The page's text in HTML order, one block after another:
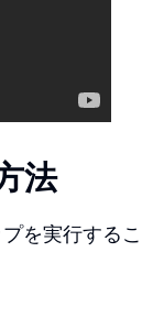
法
を実行する